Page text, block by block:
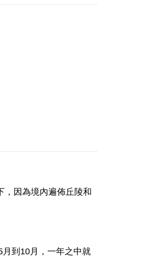
，因為境內遍佈丘陵和
到10月，一年之中就